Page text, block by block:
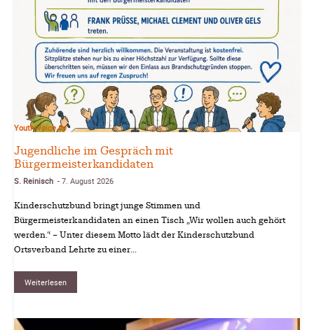
Youth-Voice.de
Jugendliche im Gespräch mit
Bürgermeisterkandidaten
S. Reinisch - 7. August 2026
Kinderschutzbund bringt junge Stimmen und
Bürgermeisterkandidaten an einen Tisch „Wir wollen auch gehört
werden.“ – Unter diesem Motto lädt der Kinderschutzbund
Ortsverband Lehrte zu einer...
Weiterlesen